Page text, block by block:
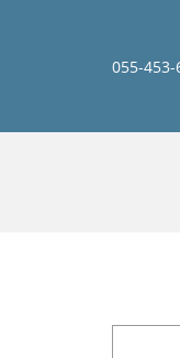
055-453-